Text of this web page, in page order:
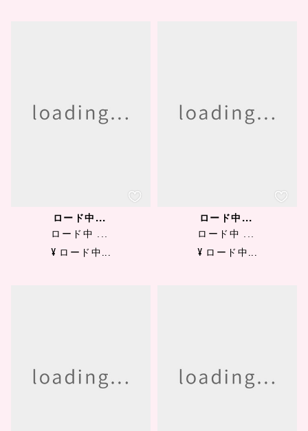
ロード中...
ロード中 ...
¥ ロード中...
ロード中...
ロード中 ...
¥ ロード中...